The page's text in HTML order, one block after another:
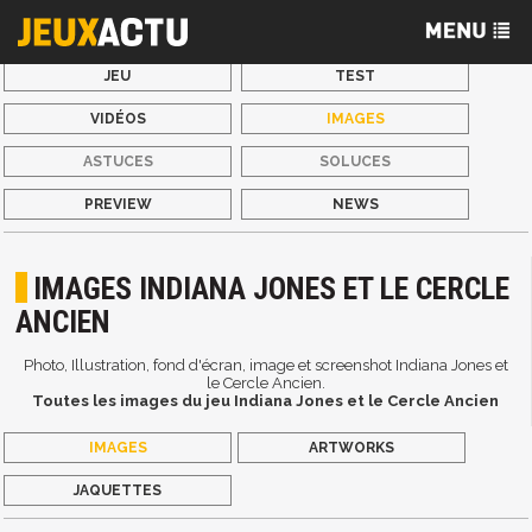
JEU TEST
VIDÉOS IMAGES
ASTUCES SOLUCES
PREVIEW NEWS
IMAGES INDIANA JONES ET LE CERCLE
ANCIEN
Photo, Illustration, fond d'écran, image et screenshot Indiana Jones et
le Cercle Ancien.
Toutes les images du jeu Indiana Jones et le Cercle Ancien
IMAGES ARTWORKS
JAQUETTES